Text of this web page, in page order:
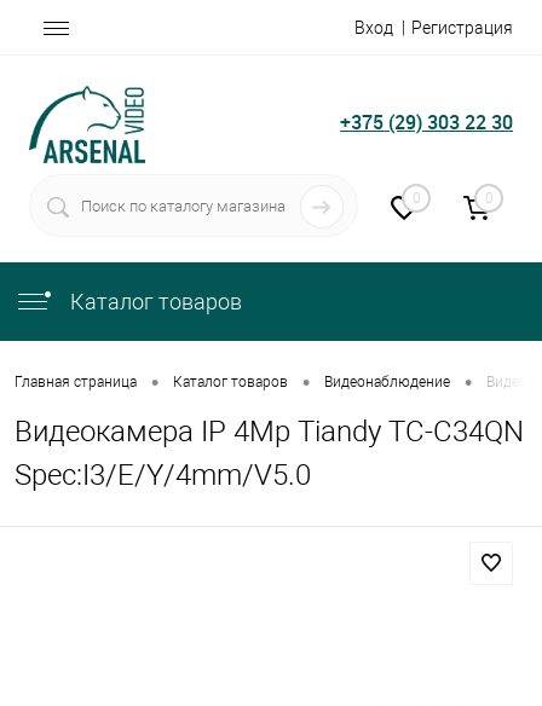
Вход Регистрация
+375 (29) 303 22 30
0 0
Каталог товаров
Главная страница • Каталог товаров • Видеонаблюдение •
Видеокамера IP 4Mp Tiandy TC-C34QN
Spec:I3/E/Y/4mm/V5.0